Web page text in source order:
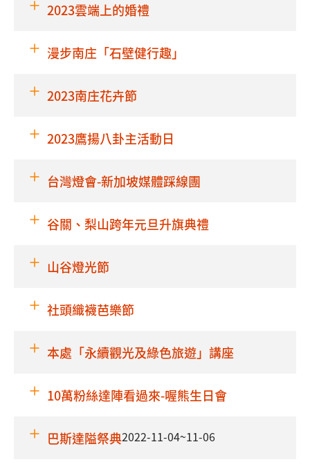
2023雲端上的婚禮
漫步南庄「石壁健行趣」
2023南庄花卉節
2023鷹揚八卦主活動日
台灣燈會-新加坡媒體踩線團
谷關、梨山跨年元旦升旗典禮
山谷燈光節
社頭織襪芭樂節
本處「永續觀光及綠色旅遊」講座
10萬粉絲達陣看過來-喔熊生日會
巴斯達隘祭典2022-11-04~11-06